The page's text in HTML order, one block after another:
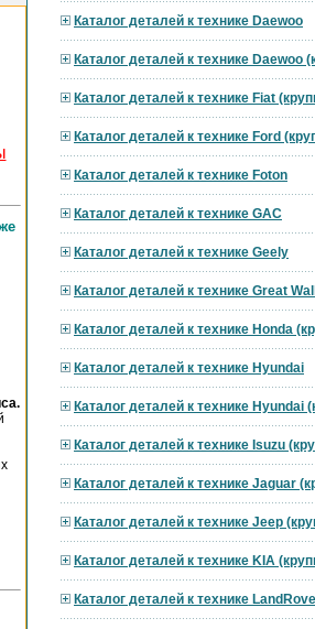
Каталог деталей к технике Daewoo
Каталог деталей к технике Daewoo
Каталог деталей к технике Fiat
Каталог деталей к технике Ford
Каталог деталей к технике Foton
Каталог деталей к технике GAC
Каталог деталей к технике Geely
Каталог деталей к технике Great
Каталог деталей к технике Honda
Каталог деталей к технике Hyundai
Каталог деталей к технике Hyundai
Каталог деталей к технике Isuzu
Каталог деталей к технике Jaguar
Каталог деталей к технике Jeep
Каталог деталей к технике KIA
Каталог деталей к технике